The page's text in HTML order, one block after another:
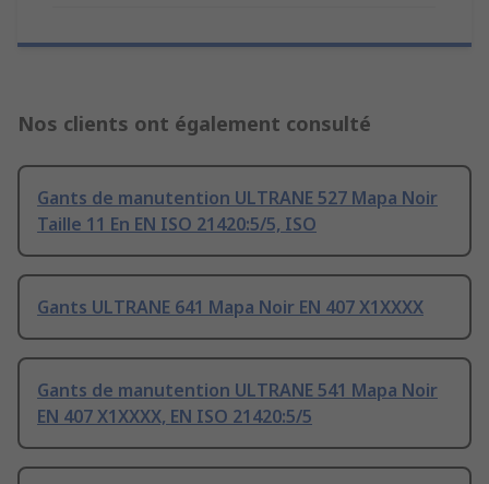
Nos clients ont également consulté
Gants de manutention ULTRANE 527 Mapa Noir
Taille 11 En EN ISO 21420:5/5, ISO
Gants ULTRANE 641 Mapa Noir EN 407 X1XXXX
Gants de manutention ULTRANE 541 Mapa Noir
EN 407 X1XXXX, EN ISO 21420:5/5